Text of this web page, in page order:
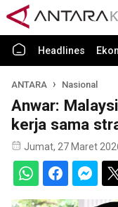
Headlines
ANTARA Nasional
Anwar:
kerja sama
Jumat, 27 Maret